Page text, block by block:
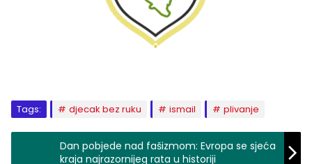
Tags: djecak bez ruku ismail plivanje
Dan pobjede nad fašizmom: Evropa se sjeća
kraja najrazornijeg rata u historiji